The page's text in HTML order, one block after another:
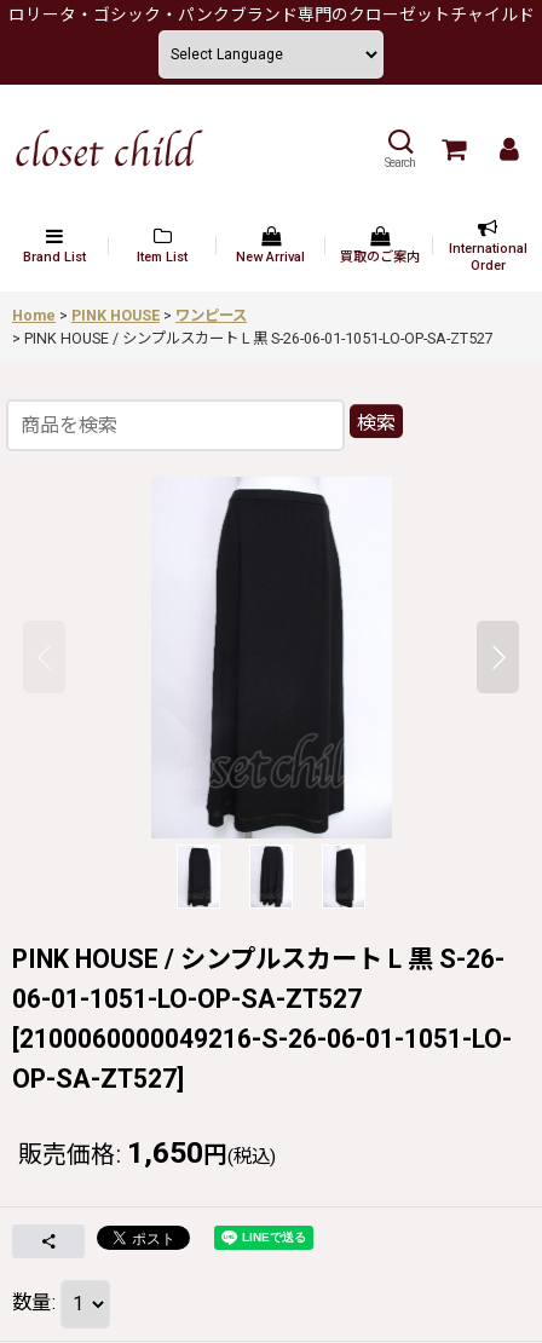
ロリータ・ゴシック・パンクブランド専門のクローゼットチャイルド
Search
Brand List Item List New Arrival 買取のご案内
International
Order
Home > PINK HOUSE > ワンピース
> PINK HOUSE / シンプルスカート L 黒 S-26-06-01-1051-LO-OP-SA-ZT527
検索
PINK HOUSE / シンプルスカート L 黒 S-26-
06-01-1051-LO-OP-SA-ZT527
[2100060000049216-S-26-06-01-1051-LO-
OP-SA-ZT527]
販売価格: 1,650 円 (税込)
数量: